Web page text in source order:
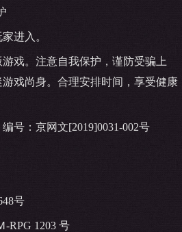
进入。
戏。注意自我保护，谨防受骗上
戏尚身。合理安排时间，享受健康
号：京网文[2019]0031-002号
号
-RPG 1203 号